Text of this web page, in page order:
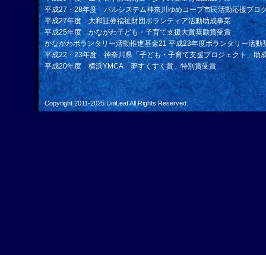
平成27・28年度 パルシステム神奈川ゆめコープ市民活動応援プロ
平成27年度 大和証券福祉財団ボランティア活動助成事業
平成25年度 かながわ子ども・子育て支援大賞奨励賞受賞
かながわボランタリー活動推進基金21 平成23年度ボランタリー活動
平成22・23年度 神奈川県「子ども・子育て支援プロジェクト」助
平成20年度 横浜YMCA「夢すくすく賞」特別賞受賞
Copyright 2011-2025 UniLeafAll Rights Reserved.